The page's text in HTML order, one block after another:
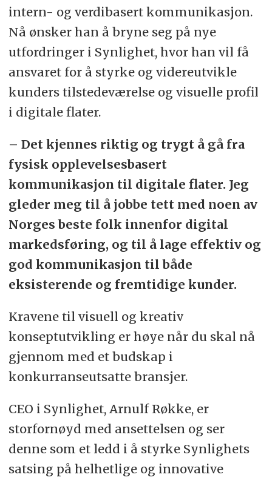
intern- og verdibasert kommunikasjon.
Nå ønsker han å bryne seg på nye
utfordringer i Synlighet, hvor han vil få
ansvaret for å styrke og videreutvikle
kunders tilstedeværelse og visuelle profil
i digitale flater.
– Det kjennes riktig og trygt å gå fra
fysisk opplevelsesbasert
kommunikasjon til digitale flater. Jeg
gleder meg til å jobbe tett med noen av
Norges beste folk innenfor digital
markedsføring, og til å lage effektiv og
god kommunikasjon til både
eksisterende og fremtidige kunder.
Kravene til visuell og kreativ
konseptutvikling er høye når du skal nå
gjennom med et budskap i
konkurranseutsatte bransjer.
CEO i Synlighet, Arnulf Røkke, er
storfornøyd med ansettelsen og ser
denne som et ledd i å styrke Synlighets
satsing på helhetlige og innovative